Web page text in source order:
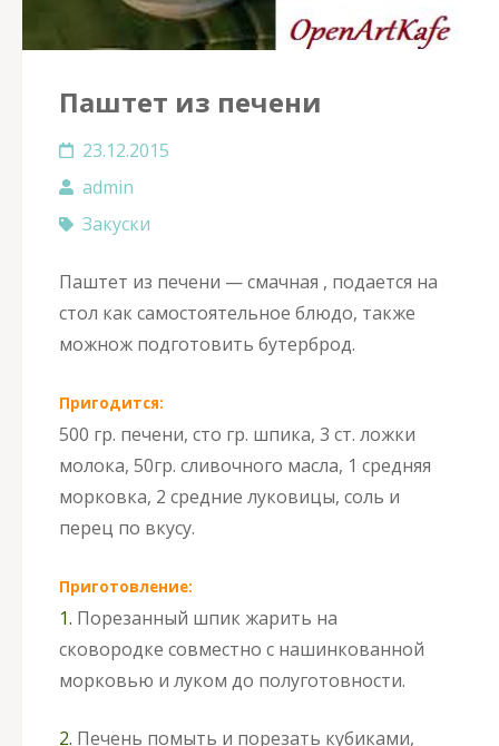
Паштет из печени
23.12.2015
admin
Закуски
Паштет из печени — смачная , подается на
стол как самостоятельное блюдо, также
можнож подготовить бутерброд.
Пригодится:
500 гр. печени, сто гр. шпика, 3 ст. ложки
молока, 50гр. сливочного масла, 1 средняя
морковка, 2 средние луковицы, соль и
перец по вкусу.
Приготовление:
1. Порезанный шпик жарить на
сковородке совместно с нашинкованной
морковью и луком до полуготовности.
2. Печень помыть и порезать кубиками,